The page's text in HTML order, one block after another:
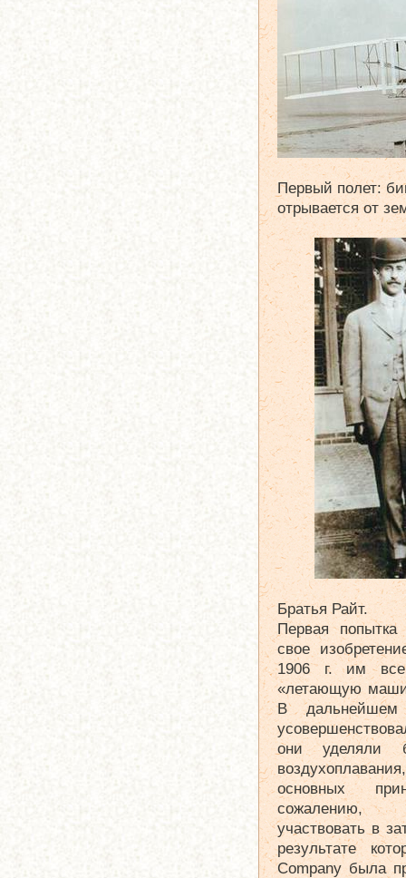
Первый полет:
отрывается от
Братья Райт.
Первая
свое
1906 г. им все
«летающую
В дальнейшем
они уделяли
основных
сожалению,
участвовать в
результате
Company была